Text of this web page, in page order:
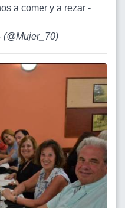
a comer y a rezar -
(@Mujer_70)